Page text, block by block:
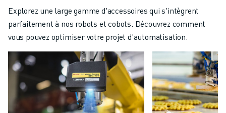
Explorez une large gamme d'accessoires qui s'intègrent
parfaitement à nos robots et cobots. Découvrez comment
vous pouvez optimiser votre projet d'automatisation.